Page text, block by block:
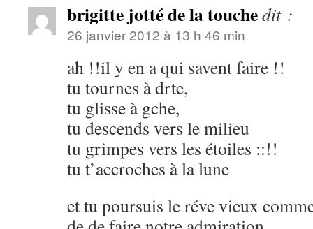
brigitte jotté de la touchedit :
26 janvier 2012 à 13 h 46 min
ah !!il y en a qui savent faire !!
tu tournes à drte,
tu glisse à gche,
tu descends vers le milieu
tu grimpes vers les étoiles ::!!
tu t’accroches à la lune
et tu poursuis le réve vieux